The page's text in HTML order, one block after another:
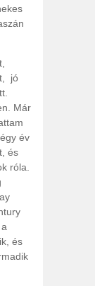
jó
Már
év
és
róla.
és